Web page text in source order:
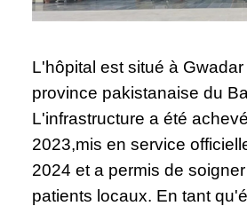
L'hôpital est situé à
province pakistanaise du
L'infrastructure a été
2023,mis en service
2024 et a permis de
patients locaux. En tant